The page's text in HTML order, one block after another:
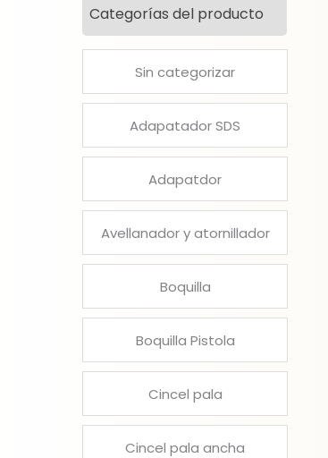
Categorías del producto
Sin categorizar
Adapatador SDS
Adapatdor
Avellanador y atornillador
Boquilla
Boquilla Pistola
Cincel pala
Cincel pala ancha